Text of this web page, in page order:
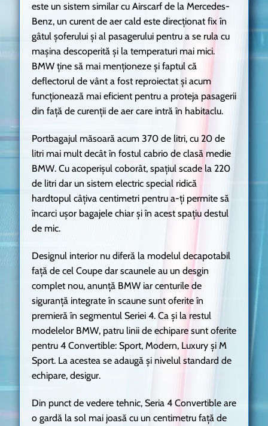
este un sistem similar cu Airscarf de la Mercedes-
Benz, un curent de aer cald este direcționat fix în
gâtul șoferului și al pasagerului pentru a se rula cu
mașina descoperită și la temperaturi mai mici.
BMW ține să mai menționeze și faptul că
deflectorul de vânt a fost reproiectat și acum
funcționează mai eficient pentru a proteja pasagerii
din față de curenții de aer care intră în habitaclu.
Portbagajul măsoară acum 370 de litri, cu 20 de
litri mai mult decât în fostul cabrio de clasă medie
BMW. Cu acoperișul coborât, spațiul scade la 220
de litri dar un sistem electric special ridică
hardtopul câțiva centimetri pentru a-ți permite să
încarci ușor bagajele chiar și în acest spațiu destul
de mic.
Designul interior nu diferă la modelul decapotabil
față de cel Coupe dar scaunele au un desgin
complet nou, anunță BMW iar centurile de
siguranță integrate în scaune sunt oferite în
premieră în segmentul Seriei 4. Ca și la restul
modelelor BMW, patru linii de echipare sunt oferite
pentru 4 Convertible: Sport, Modern, Luxury și M
Sport. La acestea se adaugă și nivelul standard de
echipare, desigur.
Din punct de vedere tehnic, Seria 4 Convertible are
o gardă la sol mai joasă cu un centimetru față de